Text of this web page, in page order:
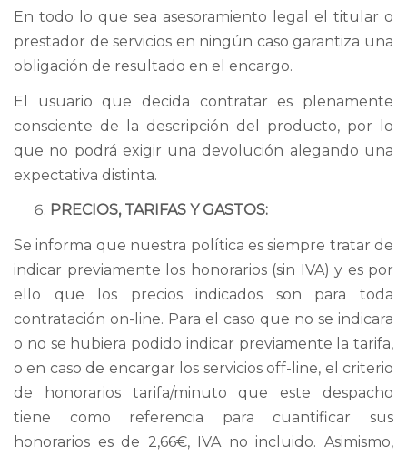
En todo lo que sea asesoramiento legal el titular o
prestador de servicios en ningún caso garantiza una
obligación de resultado en el encargo.
El usuario que decida contratar es plenamente
consciente de la descripción del producto, por lo
que no podrá exigir una devolución alegando una
expectativa distinta.
PRECIOS, TARIFAS Y GASTOS:
Se informa que nuestra política es siempre tratar de
indicar previamente los honorarios (sin IVA) y es por
ello que los precios indicados son para toda
contratación on-line. Para el caso que no se indicara
o no se hubiera podido indicar previamente la tarifa,
o en caso de encargar los servicios off-line, el criterio
de honorarios tarifa/minuto que este despacho
tiene como referencia para cuantificar sus
honorarios es de 2,66€, IVA no incluido. Asimismo,